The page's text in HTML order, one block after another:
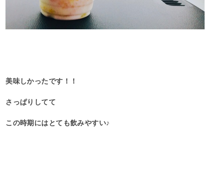
美味しかったです！！
さっぱりしてて
この時期にはとても飲みやすい♪